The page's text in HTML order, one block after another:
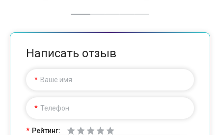
Написать отзыв
Ваше имя
Телефон
Рейтинг: